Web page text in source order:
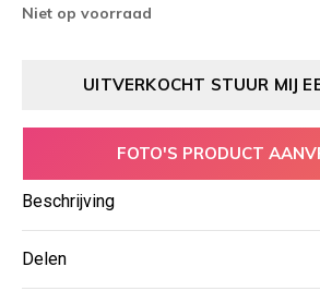
Niet op voorraad
UITVERKOCHT STUUR MIJ
FOTO'S PRODUCT
Beschrijving
Delen